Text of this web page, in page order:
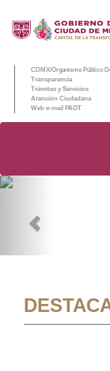
CDMX/Organismo Público
Transparencia
Trámites y Servicios
Atención Ciudadana
Web e-mail PAOT